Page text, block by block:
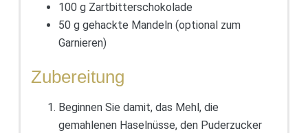
100 g Zartbitterschokolade
50 g gehackte Mandeln (optional zum
Garnieren)
Zubereitung
Beginnen Sie damit, das Mehl, die
gemahlenen Haselnüsse, den Puderzucker